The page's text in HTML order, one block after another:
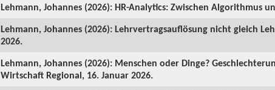
Lehmann, Johannes (2026): HR-Analytics: Zwischen Algorithmus
Lehmann, Johannes (2026): Lehrvertragsauflösung nicht gleich
2026.
Lehmann, Johannes (2026): Menschen oder Dinge?
Wirtschaft Regional, 16. Januar 2026.